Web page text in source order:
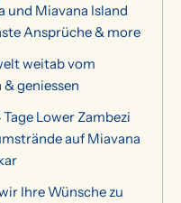
und Miavana Island
Ansprüche & more
weitab vom
geniessen
Lower Zambezi
auf Miavana
Ihre Wünsche zu